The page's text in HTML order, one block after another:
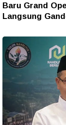
Baru Grand
Langsung